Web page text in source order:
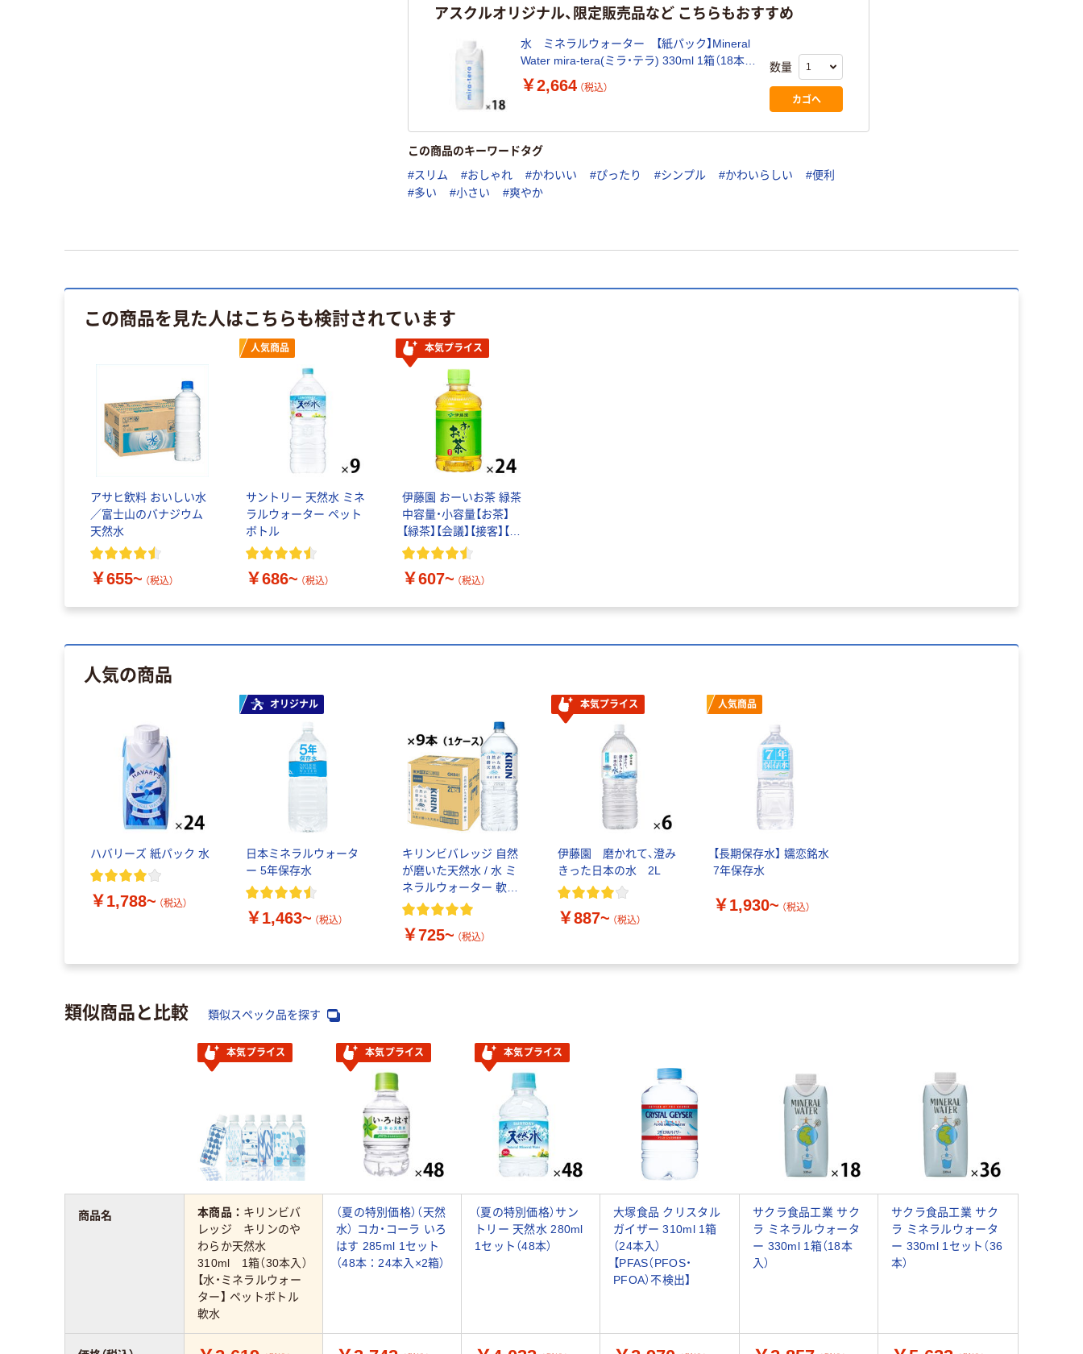
アスクルオリジナル、限定販売品など こちらもおすすめ
水 ミネラルウォーター 【紙パック】Mineral
Water mira-tera(ミラ・テラ) 330ml 1箱（18本
入） オリジナル
￥2,664 （税込）
数量
カゴへ
この商品のキーワードタグ
#スリム #おしゃれ #かわいい #ぴったり #シンプル #かわいらしい
#便利
#多い
#小さい #爽やか
この商品を見た人はこちらも検討されています
アサヒ飲料 おいしい水
／富士山のバナジウム
天然水
￥655~ （税込）
人気商品
サントリー 天然水 ミネ
ラルウォーター ペット
ボトル
￥686~ （税込）
本気プライス
伊藤園 おーいお茶 緑茶
中容量・小容量【お茶】
【緑茶】【会議】【接客】【ペ
ットボトル】
￥607~ （税込）
人気の商品
ハバリーズ 紙パック 水
￥1,788~ （税込）
オリジナル
日本ミネラルウォータ
ー 5年保存水
￥1,463~ （税込）
キリンビバレッジ 自然
が磨いた天然水 / 水 ミ
ネラルウォーター 軟水
2L 600ml ペットボトル
￥725~ （税込）
本気プライス
伊藤園 磨かれて、澄み
きった日本の水 2L
￥887~ （税込）
人気商品
【長期保存水】 嬬恋銘水
7年保存水
￥1,930~ （税込）
類似商品と比較 類似スペック品を探す
本気プライス 本気プライス 本気プライス
商品名 本商品： キリンビバ
レッジ キリンのや
わらか天然水
310ml 1箱（30本入）
【水・ミネラルウォー
ター】 ペットボトル
軟水
（夏の特別価格）（天然
水） コカ・コーラ いろ
はす 285ml 1セット
（48本：24本入×2箱）
（夏の特別価格）サン
トリー 天然水 280ml
1セット（48本）
大塚食品 クリスタル
ガイザー 310ml 1箱
（24本入）
【PFAS（PFOS・
PFOA）不検出】
サクラ食品工業 サク
ラ ミネラルウォータ
ー 330ml 1箱（18本
入）
サクラ食品工業 サク
ラ ミネラルウォータ
ー 330ml 1セット（36
本）